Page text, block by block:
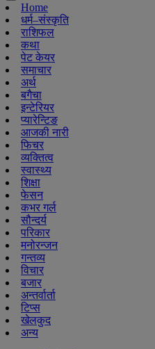
Home
धर्म–संस्कृति
राशिफल
कथा
पेट केयर
समाचार
अर्थ
बगैचा
इन्टेरियर
प्यारेन्टिङ
आजकी नारी
फिचर
व्यक्तित्व
स्वास्थ्य
शिक्षा
फेसन
कभर गर्ल
सौन्दर्य
परिकार
मनोरन्जन
गन्तव्य
विचार
बजार
अन्तर्वार्ता
टिप्स
खेलकुद
अन्य